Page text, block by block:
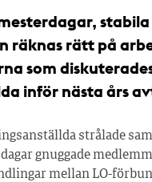
räknas rätt på
som
inför nästa års
strålade
gnuggade
mellan LO-